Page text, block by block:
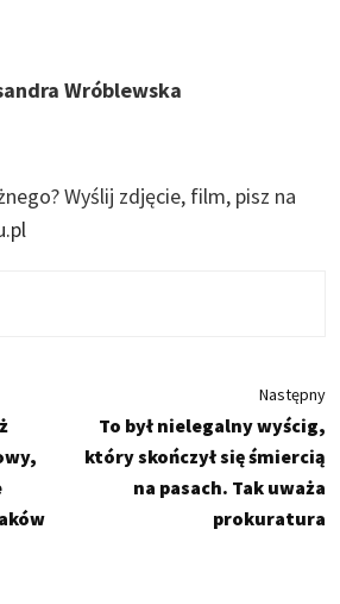
Wróblewska
Wyślij zdjęcie, film, pisz na
Następny
To był nielegalny wyścig,
który skończył się śmiercią
na pasach. Tak uważa
prokuratura